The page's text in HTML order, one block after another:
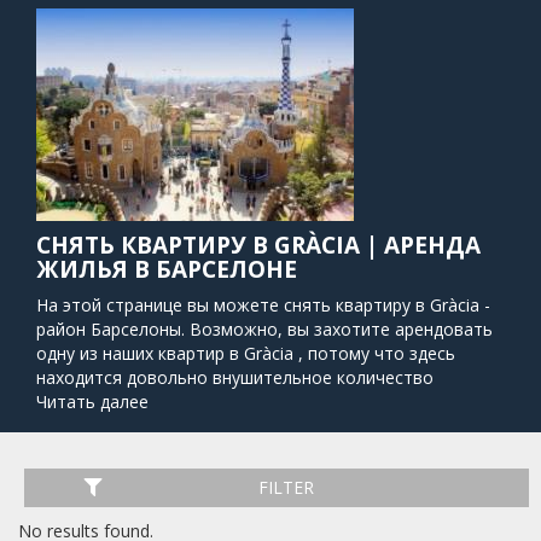
СНЯТЬ КВАРТИРУ В GRÀCIA | АРЕНДА
ЖИЛЬЯ В БАРСЕЛОНЕ
На этой странице вы можете снять квартиру в Gràcia -
район Барселоны. Возможно, вы захотите арендовать
одну из наших квартир в Gràcia , потому что здесь
находится довольно внушительное количество
модернистских зданий и парков, шикарных магазинов, а
ресторанов). Большинство достопримечательностей
района находятся в самом центре и легко доступны
пешком. В Gràcia вы можете найти некоторые из самых
Читать далее
FILTER
No results found.